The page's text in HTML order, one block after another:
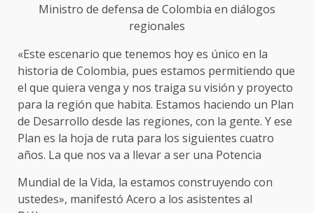
Ministro de defensa de Colombia en diálogos
regionales
«Este escenario que tenemos hoy es único en la
historia de Colombia, pues estamos permitiendo que
el que quiera venga y nos traiga su visión y proyecto
para la región que habita. Estamos haciendo un Plan
de Desarrollo desde las regiones, con la gente. Y ese
Plan es la hoja de ruta para los siguientes cuatro
años. La que nos va a llevar a ser una Potencia
Mundial de la Vida, la estamos construyendo con
ustedes», manifestó Acero a los asistentes al